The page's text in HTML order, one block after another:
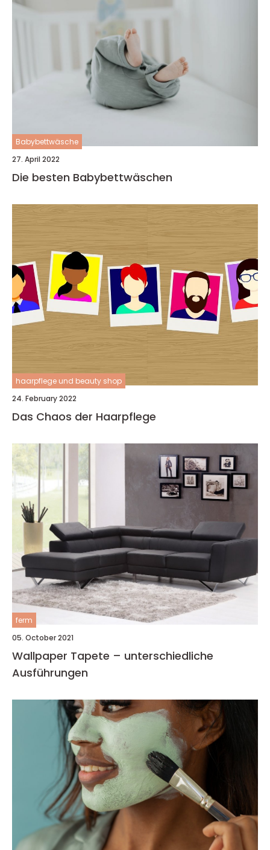
Babybettwäsche
27. April 2022
Die besten Babybettwäschen
haarpflege und beauty shop
24. February 2022
Das Chaos der Haarpflege
ferm
05. October 2021
Wallpaper Tapete – unterschiedliche
Ausführungen